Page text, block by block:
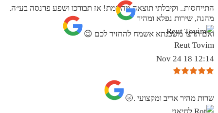
התייחסות.. וקיבלתי תוצאה מהממת! אז תבורכו ושפע פרנסה בע״ה.
ואם תרצו משכנתא אשמח להחזיר לכם 😉
מהנה, שירות נפלא ומהיר
Reut Tovim
12:14 18 Nov 24
שרות מהיר אדיב ומקצועי .🌝